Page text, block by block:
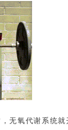
无氧代谢系统就